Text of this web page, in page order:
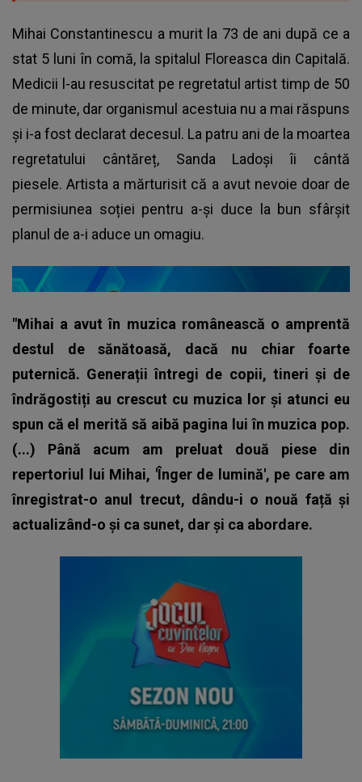
Mihai Constantinescu a murit la 73 de ani după ce a
stat 5 luni în comă, la spitalul Floreasca din Capitală.
Medicii l-au resuscitat pe regretatul artist timp de 50
de minute, dar organismul acestuia nu a mai răspuns
și i-a fost declarat decesul. La patru ani de la moartea
regretatului cântăreț, Sanda Ladoși îi cântă
piesele. Artista a mărturisit că a avut nevoie doar de
permisiunea soției pentru a-și duce la bun sfârșit
planul de a-i aduce un omagiu.
"Mihai a avut în muzica românească o amprentă
destul de sănătoasă, dacă nu chiar foarte
puternică. Generații întregi de copii, tineri și de
îndrăgostiți au crescut cu muzica lor și atunci eu
spun că el merită să aibă pagina lui în muzica pop.
(...) Până acum am preluat două piese din
repertoriul lui Mihai, 'Înger de lumină', pe care am
înregistrat-o anul trecut, dându-i o nouă față și
actualizând-o și ca sunet, dar și ca abordare.